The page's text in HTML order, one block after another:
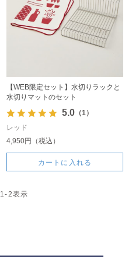
【WEB限定セット】水切りラックと
水切りマットのセット
5.0（1）
レッド
4,950円（税込）
カートに入れる
1-2表示